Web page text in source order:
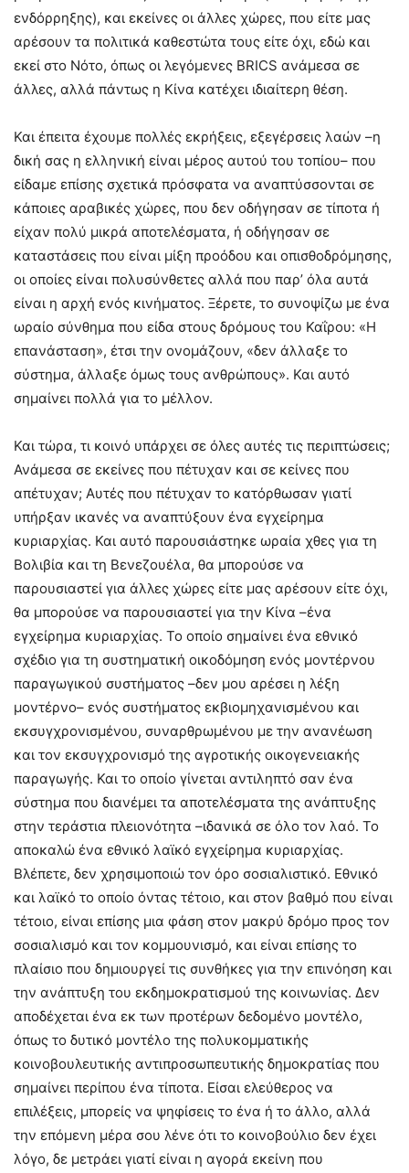
ενδόρρηξης), και εκείνες οι άλλες χώρες, που είτε μας
αρέσουν τα πολιτικά καθεστώτα τους είτε όχι, εδώ και
εκεί στο Νότο, όπως οι λεγόμενες BRICS ανάμεσα σε
άλλες, αλλά πάντως η Κίνα κατέχει ιδιαίτερη θέση.
Και έπειτα έχουμε πολλές εκρήξεις, εξεγέρσεις λαών –η
δική σας η ελληνική είναι μέρος αυτού του τοπίου– που
είδαμε επίσης σχετικά πρόσφατα να αναπτύσσονται σε
κάποιες αραβικές χώρες, που δεν οδήγησαν σε τίποτα ή
είχαν πολύ μικρά αποτελέσματα, ή οδήγησαν σε
καταστάσεις που είναι μίξη προόδου και οπισθοδρόμησης,
οι οποίες είναι πολυσύνθετες αλλά που παρ’ όλα αυτά
είναι η αρχή ενός κινήματος. Ξέρετε, το συνοψίζω με ένα
ωραίο σύνθημα που είδα στους δρόμους του Καΐρου: «Η
επανάσταση», έτσι την ονομάζουν, «δεν άλλαξε το
σύστημα, άλλαξε όμως τους ανθρώπους». Και αυτό
σημαίνει πολλά για το μέλλον.
Και τώρα, τι κοινό υπάρχει σε όλες αυτές τις περιπτώσεις;
Ανάμεσα σε εκείνες που πέτυχαν και σε κείνες που
απέτυχαν; Αυτές που πέτυχαν το κατόρθωσαν γιατί
υπήρξαν ικανές να αναπτύξουν ένα εγχείρημα
κυριαρχίας. Και αυτό παρουσιάστηκε ωραία χθες για τη
Βολιβία και τη Βενεζουέλα, θα μπορούσε να
παρουσιαστεί για άλλες χώρες είτε μας αρέσουν είτε όχι,
θα μπορούσε να παρουσιαστεί για την Κίνα –ένα
εγχείρημα κυριαρχίας. Το οποίο σημαίνει ένα εθνικό
σχέδιο για τη συστηματική οικοδόμηση ενός μοντέρνου
παραγωγικού συστήματος –δεν μου αρέσει η λέξη
μοντέρνο– ενός συστήματος εκβιομηχανισμένου και
εκσυγχρονισμένου, συναρθρωμένου με την ανανέωση
και τον εκσυγχρονισμό της αγροτικής οικογενειακής
παραγωγής. Και το οποίο γίνεται αντιληπτό σαν ένα
σύστημα που διανέμει τα αποτελέσματα της ανάπτυξης
στην τεράστια πλειονότητα –ιδανικά σε όλο τον λαό. Το
αποκαλώ ένα εθνικό λαϊκό εγχείρημα κυριαρχίας.
Βλέπετε, δεν χρησιμοποιώ τον όρο σοσιαλιστικό. Εθνικό
και λαϊκό το οποίο όντας τέτοιο, και στον βαθμό που είναι
τέτοιο, είναι επίσης μια φάση στον μακρύ δρόμο προς τον
σοσιαλισμό και τον κομμουνισμό, και είναι επίσης το
πλαίσιο που δημιουργεί τις συνθήκες για την επινόηση και
την ανάπτυξη του εκδημοκρατισμού της κοινωνίας. Δεν
αποδέχεται ένα εκ των προτέρων δεδομένο μοντέλο,
όπως το δυτικό μοντέλο της πολυκομματικής
κοινοβουλευτικής αντιπροσωπευτικής δημοκρατίας που
σημαίνει περίπου ένα τίποτα. Είσαι ελεύθερος να
επιλέξεις, μπορείς να ψηφίσεις το ένα ή το άλλο, αλλά
την επόμενη μέρα σου λένε ότι το κοινοβούλιο δεν έχει
λόγο, δε μετράει γιατί είναι η αγορά εκείνη που